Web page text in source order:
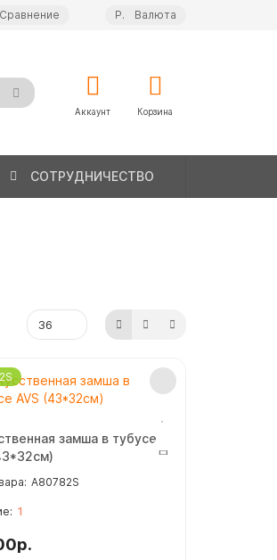
Сравнение Р. Валюта
Аккаунт Корзина
СОТРУДНИЧЕСТВО
замша в тубусе
A80782S
1